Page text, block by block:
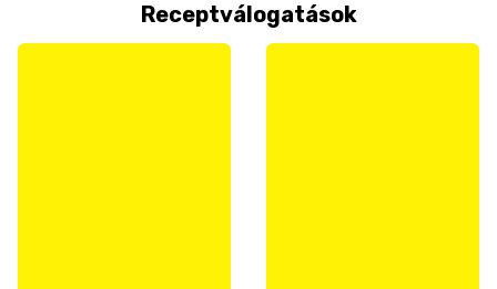
Receptválogatások